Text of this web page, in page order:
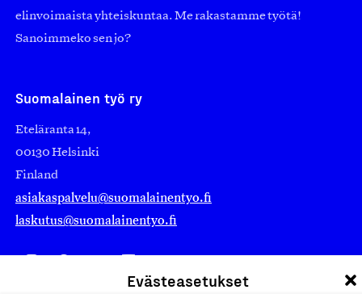
Evästeasetukset
elinvoimaista yhteiskuntaa. Me rakastamme työtä!
Sanoimmeko sen jo?
Suomalainen työ ry
Eteläranta 14,
00130 Helsinki
Finland
asiakaspalvelu@suomalainentyo.fi
laskutus@suomalainentyo.fi